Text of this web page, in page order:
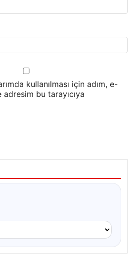
kullanılması için adım, e-
bu tarayıcıya